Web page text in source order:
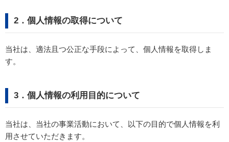
2．個人情報の取得について
当社は、適法且つ公正な手段によって、個人情報を取得しま
す。
3．個人情報の利用目的について
当社は、当社の事業活動において、以下の目的で個人情報を利
用させていただきます。